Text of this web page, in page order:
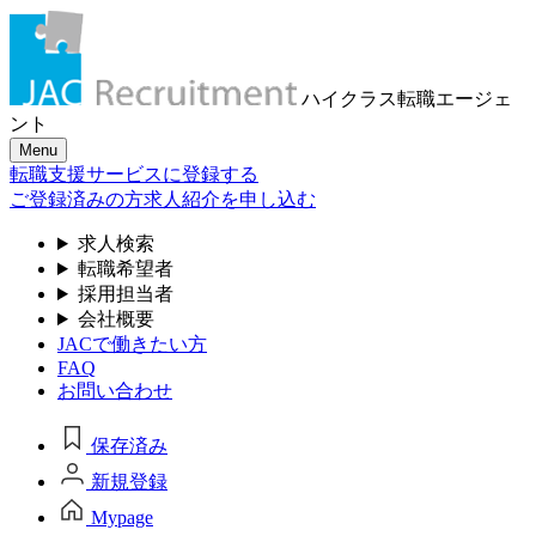
ハイクラス転職エージェ
ント
Menu
転職支援サービスに登録する
ご登録済みの方求人紹介を申し込む
求人検索
転職希望者
採用担当者
会社概要
JACで働きたい方
FAQ
お問い合わせ
保存済み
新規登録
Mypage